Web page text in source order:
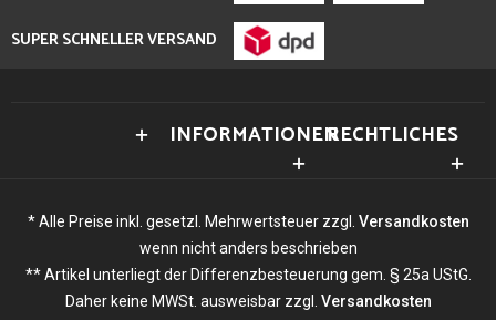
SUPER SCHNELLER VERSAND
INFORMATIONENRECHTLICHES
* Alle Preise inkl. gesetzl. Mehrwertsteuer zzgl. Versandkosten
wenn nicht anders beschrieben
** Artikel unterliegt der Differenzbesteuerung gem. § 25a UStG.
Daher keine MWSt. ausweisbar zzgl. Versandkosten